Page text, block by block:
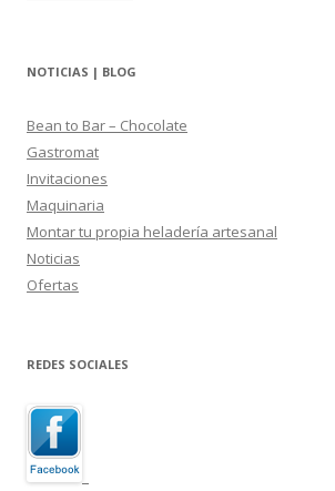
NOTICIAS | BLOG
Bean to Bar – Chocolate
Gastromat
Invitaciones
Maquinaria
Montar tu propia heladería artesanal
Noticias
Ofertas
REDES SOCIALES